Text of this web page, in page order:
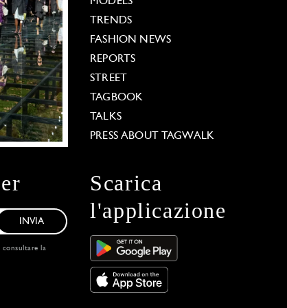
TRENDS
FASHION NEWS
REPORTS
STREET
TAGBOOK
TALKS
PRESS ABOUT TAGWALK
INVIA
consultare la
Scarica
l'applicazione